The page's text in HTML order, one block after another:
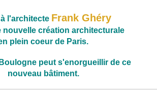
l'architecte Frank Ghéry
nouvelle création architecturale
plein coeur de Paris.
peut s'enorgueillir de ce
nouveau bâtiment.